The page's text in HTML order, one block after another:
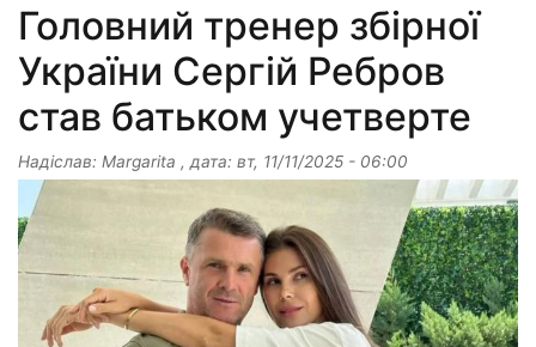
Головний тренер збірної
України Сергій Ребров
став батьком учетверте
Надіслав: Margarita , дата: вт, 11/11/2025 - 06:00